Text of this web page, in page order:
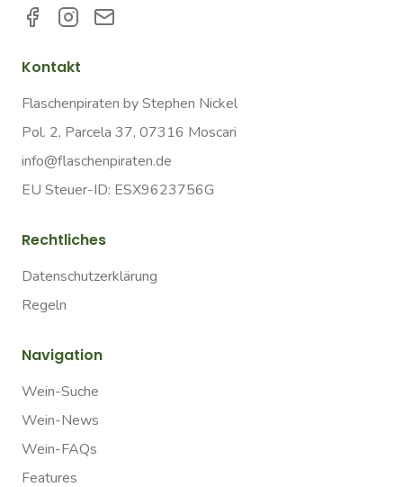
Kontakt
Flaschenpiraten by Stephen Nickel
Pol. 2, Parcela 37, 07316 Moscari
info@flaschenpiraten.de
EU Steuer-ID: ESX9623756G
Rechtliches
Datenschutzerklärung
Regeln
Navigation
Wein-Suche
Wein-News
Wein-FAQs
Features